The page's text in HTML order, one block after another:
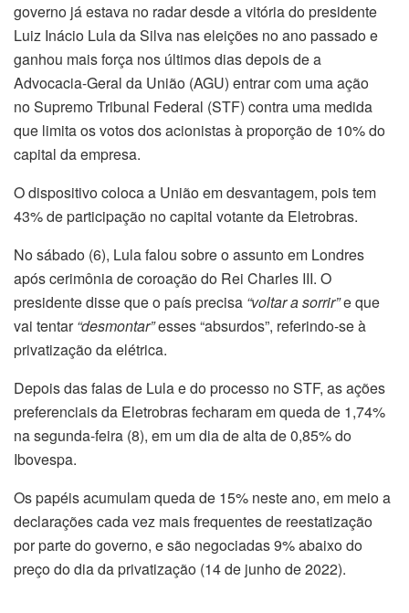
governo já estava no radar desde a vitória do presidente
Luiz Inácio Lula da Silva nas eleições no ano passado e
ganhou mais força nos últimos dias depois de a
Advocacia-Geral da União (AGU) entrar com uma ação
no Supremo Tribunal Federal (STF) contra uma medida
que limita os votos dos acionistas à proporção de 10% do
capital da empresa.
O dispositivo coloca a União em desvantagem, pois tem
43% de participação no capital votante da Eletrobras.
No sábado (6), Lula falou sobre o assunto em Londres
após cerimônia de coroação do Rei Charles III. O
presidente disse que o país precisa “voltar a sorrir”e que
vai tentar“desmontar”esses “absurdos”, referindo-se à
privatização da elétrica.
Depois das falas de Lula e do processo no STF, as ações
preferenciais da Eletrobras fecharam em queda de 1,74%
na segunda-feira (8), em um dia de alta de 0,85% do
Ibovespa.
Os papéis acumulam queda de 15% neste ano, em meio a
declarações cada vez mais frequentes de reestatização
por parte do governo, e são negociadas 9% abaixo do
preço do dia da privatização (14 de junho de 2022).